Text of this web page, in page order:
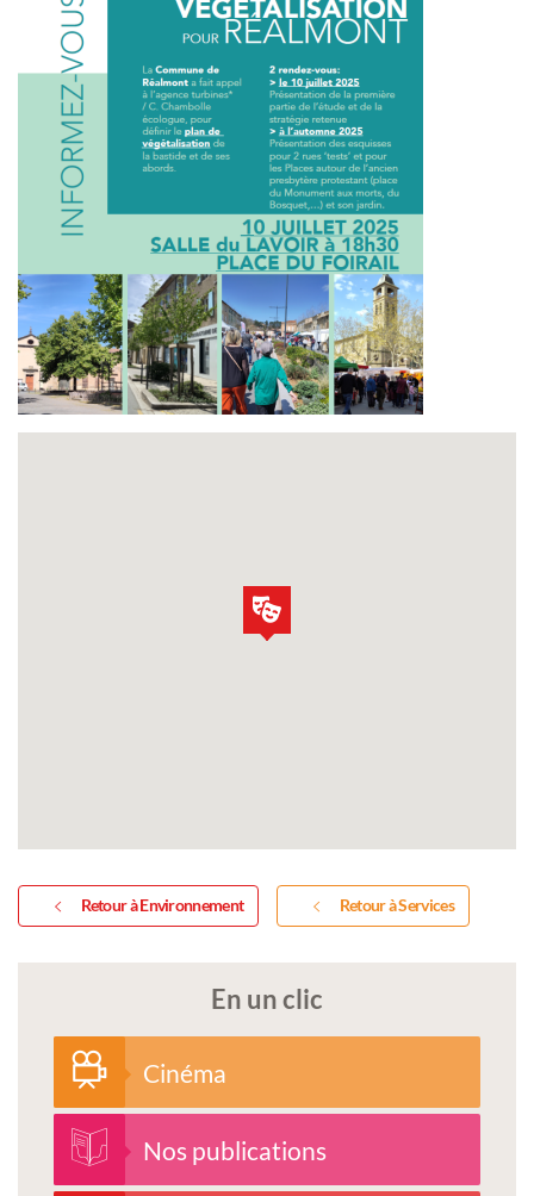
Retour à Environnement Retour à Services
En un clic
Cinéma
Nos publications